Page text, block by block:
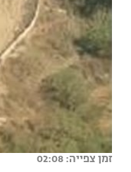
זמן צפייה: 02:08